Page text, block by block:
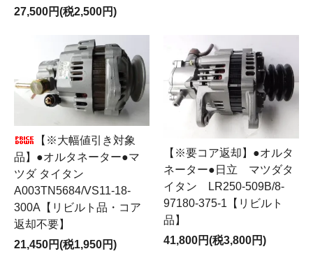
27,500円(税2,500円)
【※大幅値引き対象
品】●オルタネーター●マ
ツダ タイタン
A003TN5684/VS11-18-
300A【リビルト品・コア
返却不要】
21,450円(税1,950円)
【※要コア返却】●オルタ
ネーター●日立 マツダタ
イタン LR250-509B/8-
97180-375-1【リビルト
品】
41,800円(税3,800円)